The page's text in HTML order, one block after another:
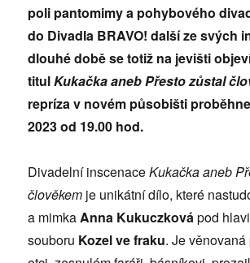
poli pantomimy a pohybového
do Divadla BRAVO! další ze svých
dlouhé době se totiž na jevišti
titulKukačka aneb Přesto zůstal
repríza v novém působišti
2023 od 19.00 hod.
Divadelní inscenaceKukačka aneb
člověkem je unikátní dílo, které
a mimkaAnna Kukuczkovápod
souboru Kozel ve fraku. Je